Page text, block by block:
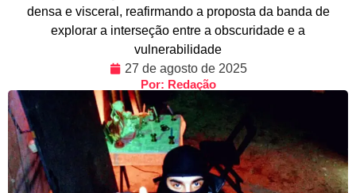
densa e visceral, reafirmando a proposta da banda de
explorar a interseção entre a obscuridade e a
vulnerabilidade
27 de agosto de 2025
Por: Redação